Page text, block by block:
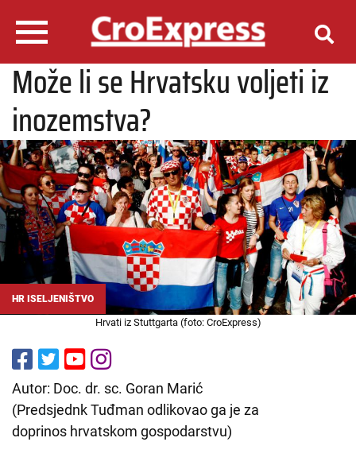
Može li se Hrvatsku voljeti iz
inozemstva?
HR ISELJENIŠTVO
Hrvati iz Stuttgarta (foto: CroExpress)
Autor: Doc. dr. sc. Goran Marić
(Predsjednk Tuđman odlikovao ga je za
doprinos hrvatskom gospodarstvu)